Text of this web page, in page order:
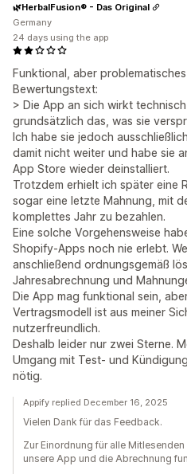
Funktional, aber
Bewertungstext:
> Die App an sich wirkt
grundsätzlich das, was sie
Ich habe sie jedoch
damit nicht weiter und habe sie
App Store wieder deinstalliert.
Trotzdem erhielt ich später eine
sogar eine letzte Mahnung, mit
komplettes Jahr zu bezahlen.
Eine solche Vorgehensweise
Shopify-Apps noch nie erlebt.
anschließend ordnungsgemäß
Jahresabrechnung und
Die App mag funktional sein,
Vertragsmodell ist aus meiner
nutzerfreundlich.
Deshalb leider nur zwei Sterne.
Umgang mit Test- und
nötig.
🌿HerbalFusion® - Das Original
Germany
24 days using the app
Appify replied December 16, 2025
Vielen Dank für das Feedback.
Zur Einordnung für alle
unsere App und die Abrechnung